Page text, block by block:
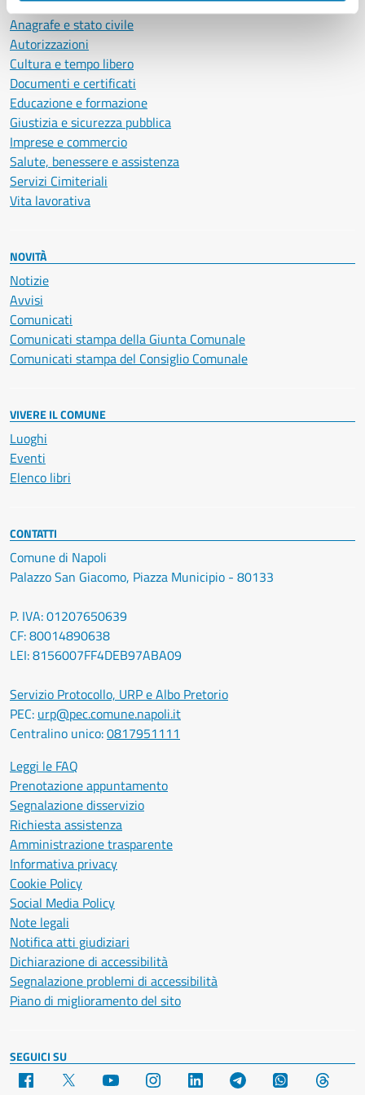
Ambiente
Anagrafe e stato civile
Autorizzazioni
Cultura e tempo libero
Documenti e certificati
Educazione e formazione
Giustizia e sicurezza pubblica
Imprese e commercio
Salute, benessere e assistenza
Servizi Cimiteriali
Vita lavorativa
NOVITÀ
Notizie
Avvisi
Comunicati
Comunicati stampa della Giunta Comunale
Comunicati stampa del Consiglio Comunale
VIVERE IL COMUNE
Luoghi
Eventi
Elenco libri
CONTATTI
Comune di Napoli
Palazzo San Giacomo, Piazza Municipio - 80133
P. IVA: 01207650639
CF: 80014890638
LEI: 8156007FF4DEB97ABA09
Servizio Protocollo, URP e Albo Pretorio
PEC: urp@pec.comune.napoli.it
Centralino unico:0817951111
Leggi le FAQ
Prenotazione appuntamento
Segnalazione disservizio
Richiesta assistenza
Amministrazione trasparente
Informativa privacy
Cookie Policy
Social Media Policy
Note legali
Notifica atti giudiziari
Dichiarazione di accessibilità
Segnalazione problemi di accessibilità
Piano di miglioramento del sito
SEGUICI SU
Facebook YouTube Instagram LinkedIn Telegram WhatsApp